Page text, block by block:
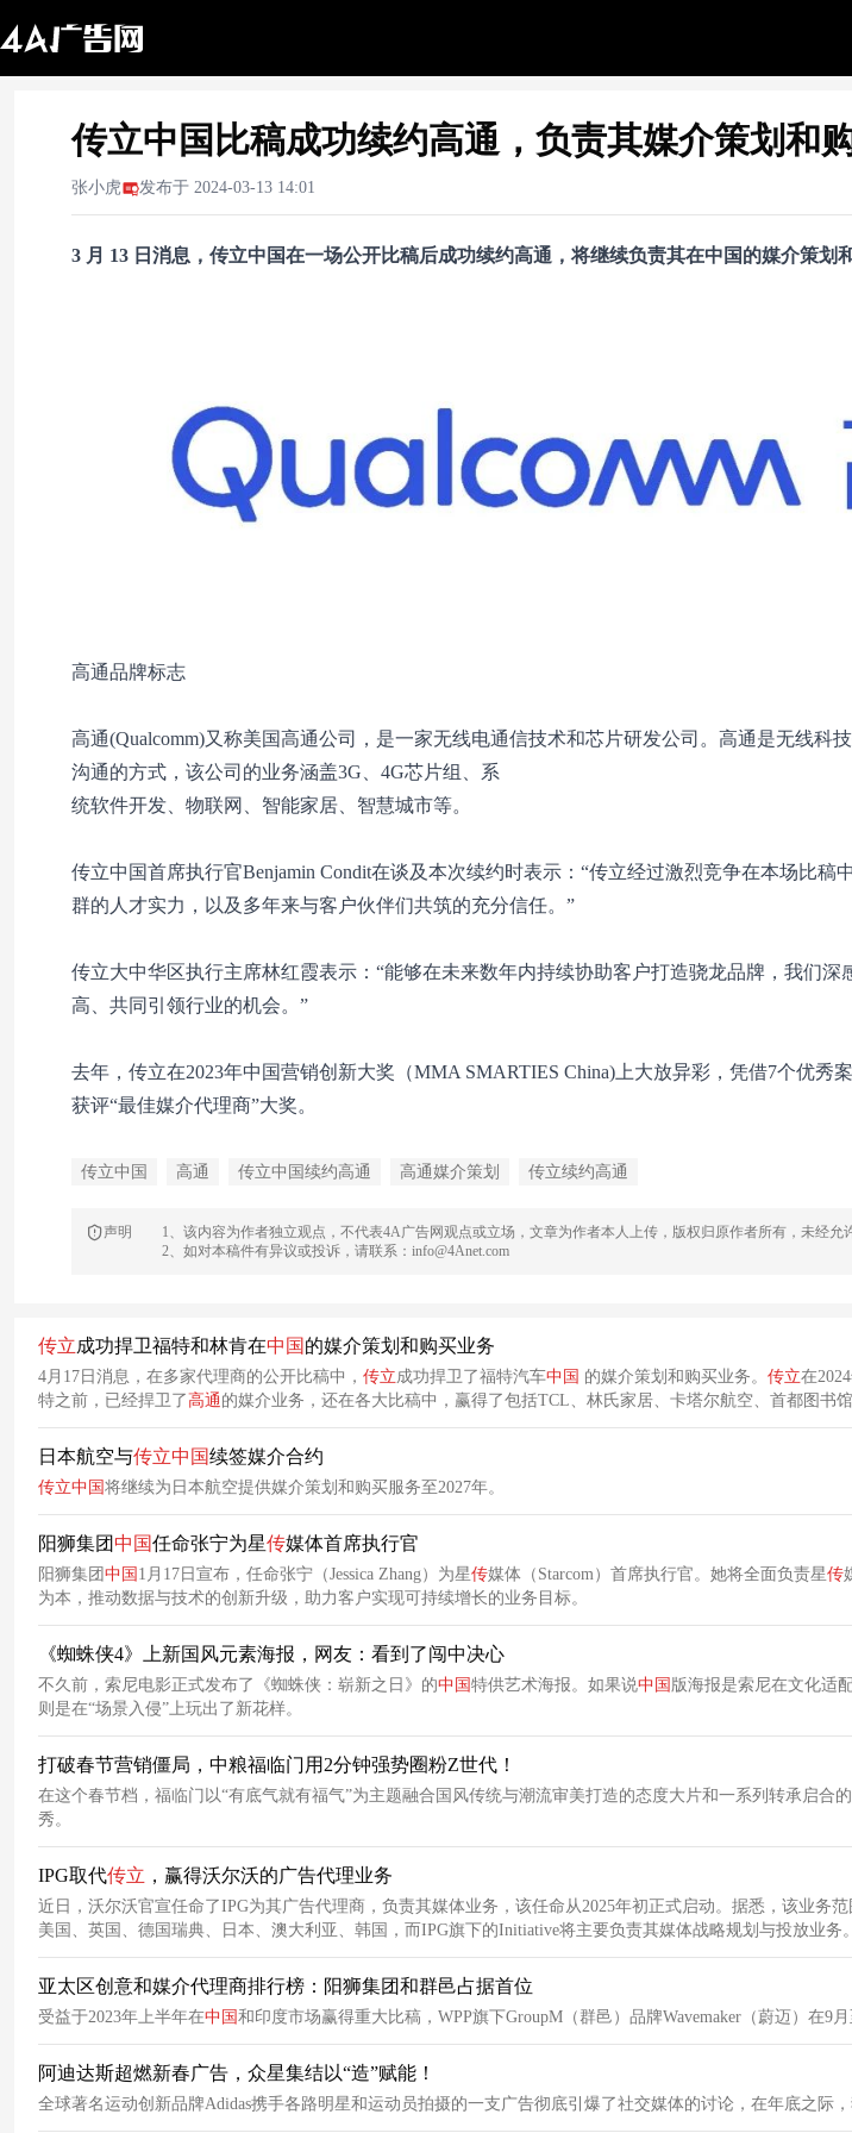
传立中国比稿成功续约高通，负责其媒介策划和
张小虎 发布于 2024-03-13 14:01
3 月 13 日消息，传立中国在一场公开比稿后成功续约高通，将继续负责其在中国的媒介策划
高通品牌标志
高通(Qualcomm)又称美国高通公司，是一家无线电通信技术和芯片研发公司。高通是无线科
沟通的方式，该公司的业务涵盖3G、4G芯片组、系
统软件开发、物联网、智能家居、智慧城市等。
传立中国首席执行官Benjamin Condit在谈及本次续约时表示：“传立经过激烈竞争在本场比稿
群的人才实力，以及多年来与客户伙伴们共筑的充分信任。”
传立大中华区执行主席林红霞表示：“能够在未来数年内持续协助客户打造骁龙品牌，我们深
高、共同引领行业的机会。”
去年，传立在2023年中国营销创新大奖（MMA SMARTIES China)上大放异彩，凭借7个优秀
获评“最佳媒介代理商”大奖。
传立中国 高通 传立中国续约高通 高通媒介策划 传立续约高通
声明
1、该内容为作者独立观点，不代表4A广告网观点或立场，文章为作者本人上传，版权归原作者所有，未经允
2、如对本稿件有异议或投诉，请联系：info@4Anet.com
传立成功捍卫福特和林肯在中国 的媒介策划和购买业务
4月17日消息，在多家代理商的公开比稿中， 传立成功捍卫了福特汽车中国 的媒介策划和购买业务。 传立在
特之前，已经捍卫了高通 的媒介业务，还在各大比稿中，赢得了包括TCL、林氏家居、卡塔尔航空、首都图书
日本航空与传立中国续签媒介合约
传立中国 将继续为日本航空提供媒介策划和购买服务至2027年。
阳狮集团中国任命张宁为星传媒体首席执行官
阳狮集团 中国 1月17日宣布，任命张宁（Jessica Zhang）为星传媒体（Starcom）首席执行官。她将全面负责星传
为本，推动数据与技术的创新升级，助力客户实现可持续增长的业务目标。
《蜘蛛侠4》上新国风元素海报，网友：看到了闯中决心
不久前，索尼电影正式发布了《蜘蛛侠：崭新之日》的中国 特供艺术海报。如果说中国 版海报是索尼在文化适
则是在“场景入侵”上玩出了新花样。
打破春节营销僵局，中粮福临门用2分钟强势圈粉Z世代！
在这个春节档，福临门以“有底气就有福气”为主题融合国风传统与潮流审美打造的态度大片和一系列转承启合
秀。
IPG取代传立 ，赢得沃尔沃的广告代理业务
近日，沃尔沃官宣任命了IPG为其广告代理商，负责其媒体业务，该任命从2025年初正式启动。据悉，该业务范
美国、英国、德国瑞典、日本、澳大利亚、韩国，而IPG旗下的Initiative将主要负责其媒体战略规划与投放业务。
亚太区创意和媒介代理商排行榜：阳狮集团和群邑占据首位
受益于2023年上半年在中国 和印度市场赢得重大比稿，WPP旗下GroupM（群邑）品牌Wavemaker（蔚迈）在9
阿迪达斯超燃新春广告，众星集结以“造”赋能！
全球著名运动创新品牌Adidas携手各路明星和运动员拍摄的一支广告彻底引爆了社交媒体的讨论，在年底之际，